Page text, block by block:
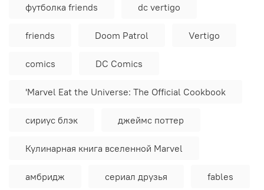
футболка friends dc vertigo
friends Doom Patrol Vertigo
comics DC Comics
'Marvel Eat the Universe: The Official Cookbook
сириус блэк джеймс поттер
Кулинарная книга вселенной Marvel
амбридж сериал друзья fables